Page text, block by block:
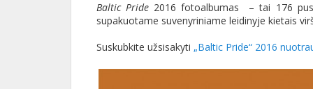
Baltic Pride 2016 fotoalbumas – tai 176
supakuotame suvenyriniame leidinyje kietais
Suskubkite užsisakyti „Baltic Pride“ 2016